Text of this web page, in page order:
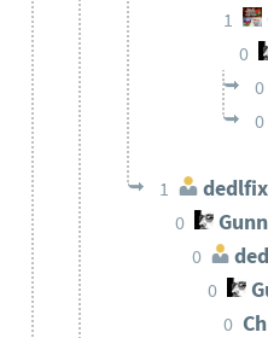
1
0
0
0
1 dedlfix
0
0
0
0